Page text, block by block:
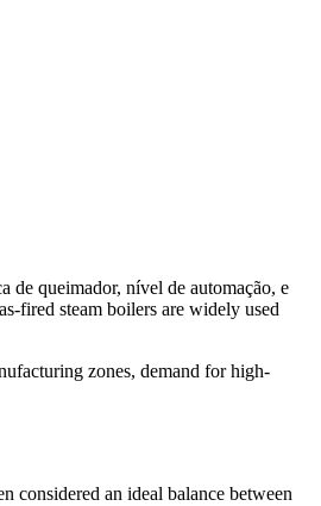
de queimador, nível de automação, e
fired steam boilers are widely used
zones, demand for high-
considered an ideal balance between